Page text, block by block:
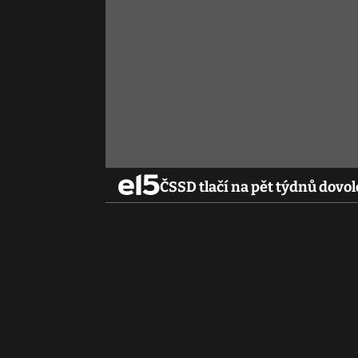
ČSSD tlačí na pět týdnů